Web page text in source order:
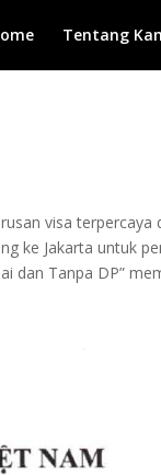
Tentang
visa terpercaya
ke Jakarta untuk
dan Tanpa DP”